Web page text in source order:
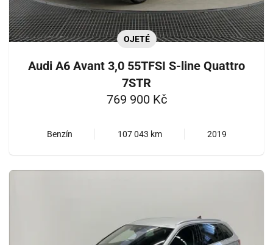
OJETÉ
Audi A6 Avant 3,0 55TFSI S-line Quattro
7STR
769 900 Kč
Benzín 107 043 km 2019